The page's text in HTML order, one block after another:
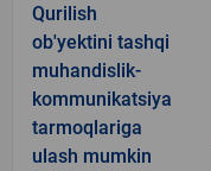
Qurilish
ob'yektini tashqi
muhandislik-
kommunikatsiya
tarmoqlariga
ulash mumkin